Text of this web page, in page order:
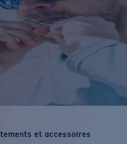
et accessoires